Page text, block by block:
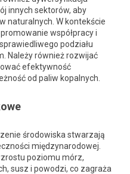
innych sektorów, aby
naturalnych. W kontekście
współpracy i
podziału
Należy również rozwijać
efektywność
od paliw kopalnych.
środowiska stwarzają
międzynarodowej.
poziomu mórz,
susz i powodzi, co zagraża